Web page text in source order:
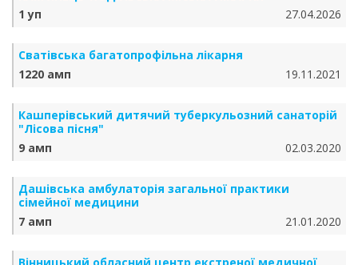
1 уп
27.04.2026
Сватівська багатопрофільна лікарня
1220 амп
19.11.2021
Кашперівський дитячий туберкульозний санаторій
"Лісова пісня"
9 амп
02.03.2020
Дашівська амбулаторія загальної практики
сімейної медицини
7 амп
21.01.2020